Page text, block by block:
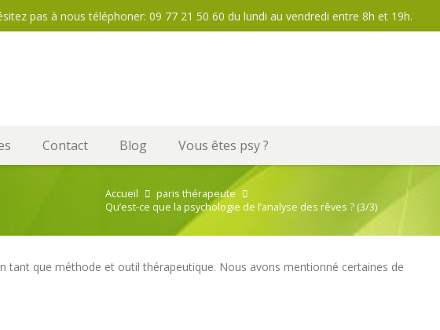
pas à nous téléphoner: 09 77 21 50 60 du lundi au vendredi entre 8h et 19h.
Contact Blog Vous êtes psy ?
Accueil
paris thérapeute
Qu’est-ce que la psychologie de l’analyse des rêves ? (3/3)
tant que méthode et outil thérapeutique. Nous avons mentionné certaines de